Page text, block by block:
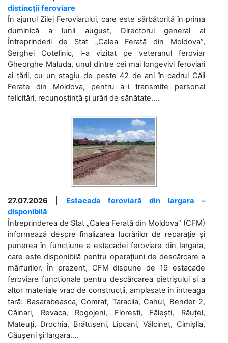
distincții feroviare
În ajunul Zilei Feroviarului, care este sărbătorită în prima
duminică a lunii august, Directorul general al
Întreprinderii de Stat „Calea Ferată din Moldova”,
Serghei Cotelinic, l-a vizitat pe veteranul feroviar
Gheorghe Maluda, unul dintre cei mai longevivi feroviari
ai țării, cu un stagiu de peste 42 de ani în cadrul Căii
Ferate din Moldova, pentru a-i transmite personal
felicitări, recunoștință și urări de sănătate....
27.07.2026
Estacada feroviară din Iargara –
disponibilă
Întreprinderea de Stat „Calea Ferată din Moldova” (CFM)
informează despre finalizarea lucrărilor de reparație și
punerea în funcțiune a estacadei feroviare din Iargara,
care este disponibilă pentru operațiuni de descărcare a
mărfurilor. În prezent, CFM dispune de 19 estacade
feroviare funcționale pentru descărcarea pietrișului și a
altor materiale vrac de construcții, amplasate în întreaga
țară: Basarabeasca, Comrat, Taraclia, Cahul, Bender-2,
Căinari, Revaca, Rogojeni, Florești, Fălești, Răuțel,
Mateuți, Drochia, Brătușeni, Lipcani, Vălcineț, Cimișlia,
Căușeni și Iargara....